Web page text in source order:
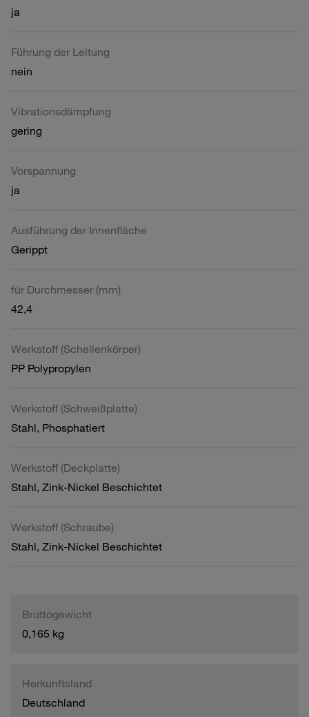
ja
Führung der Leitung
nein
Vibrationsdämpfung
gering
Vorspannung
ja
Ausführung der Innenfläche
Gerippt
für Durchmesser (mm)
42,4
Werkstoff (Schellenkörper)
PP Polypropylen
Werkstoff (Schweißplatte)
Stahl, Phosphatiert
Werkstoff (Deckplatte)
Stahl, Zink-Nickel Beschichtet
Werkstoff (Schraube)
Stahl, Zink-Nickel Beschichtet
Bruttogewicht
0,165 kg
Herkunftsland
Deutschland